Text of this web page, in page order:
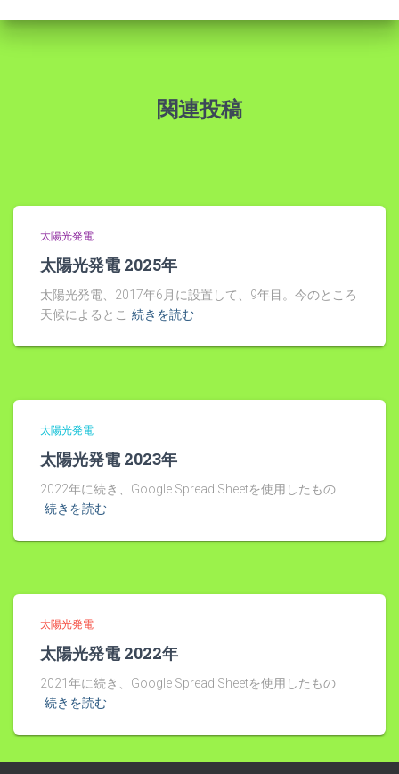
関連投稿
太陽光発電
太陽光発電 2025年
太陽光発電、2017年6月に設置して、9年目。今のところ
天候によるとこ 続きを読む
太陽光発電
太陽光発電 2023年
2022年に続き、Google Spread Sheetを使用したもの
続きを読む
太陽光発電
太陽光発電 2022年
2021年に続き、Google Spread Sheetを使用したもの
続きを読む